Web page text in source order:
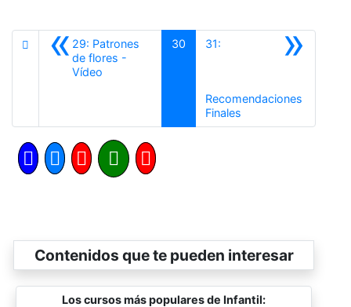
«29: Patrones
de flores -
Vídeo
30 »
31:
Recomendaciones
FinalesSiguiente
Contenidos que te pueden interesar
Los cursos más populares de Infantil: